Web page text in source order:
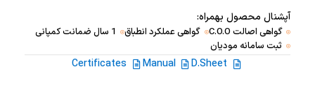
آپشنال محصول بهمراه:
گواهی اصالت C.O.O گواهی عملکرد انطباق
1 سال ضمانت کمپانی
ثبت سامانه مودیان
D.Sheet
Manual
Certificates